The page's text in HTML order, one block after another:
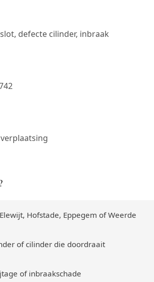
defecte cilinder, inbraak
Hofstade, Eppegem of Weerde
of cilinder die doordraait
of inbraakschade